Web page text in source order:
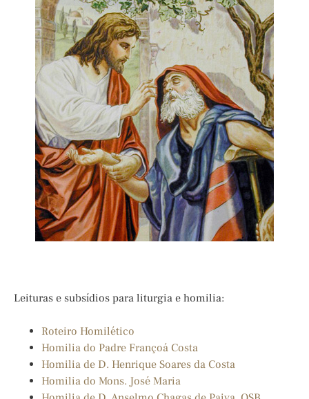
Leituras e subsídios para liturgia e homilia:
Roteiro Homilético
Homilia do Padre Françoá Costa
Homilia de D. Henrique Soares da Costa
Homilia do Mons. José Maria